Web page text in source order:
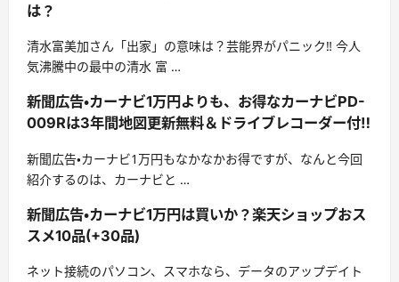
は？
清水富美加さん「出家」の意味は？芸能界がパニック‼ 今人
気沸騰中の最中の清水 富 …
新聞広告・カーナビ1万円よりも、お得なカーナビPD-
009Rは3年間地図更新無料＆ドライブレコーダー付‼
新聞広告・カーナビ1万円もなかなかお得ですが、なんと今回
紹介するのは、カーナビと …
新聞広告・カーナビ1万円は買いか？楽天ショップおス
スメ10品(+30品)
ネット接続のパソコン、スマホなら、データのアップデイト